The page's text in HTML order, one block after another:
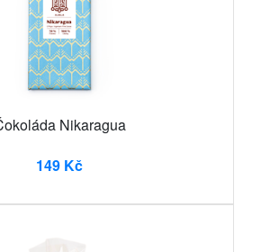
Nikaragua
149 Kč